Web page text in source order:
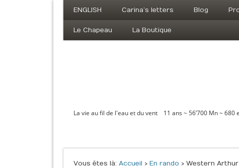
ENGLISH Carina’s letters Blog
Le Chapeau La Boutique
La vie au fil de l'eau et du vent 11 ans ~ 56’700 Mn ~ 680
Vous êtes là : Accueil › En rando › Western Arthur